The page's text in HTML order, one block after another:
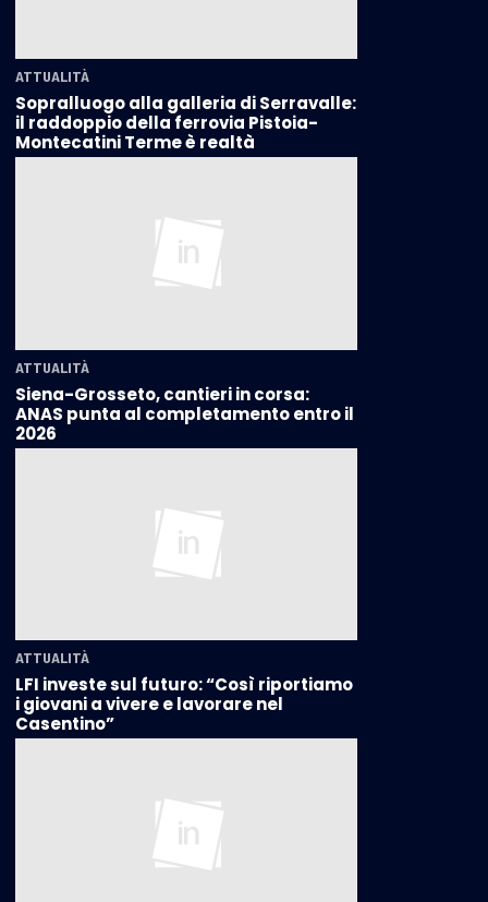
ATTUALITÀ
Sopralluogo alla galleria di Serravalle:
il raddoppio della ferrovia Pistoia-
Montecatini Terme è realtà
ATTUALITÀ
Siena-Grosseto, cantieri in corsa:
ANAS punta al completamento entro il
2026
ATTUALITÀ
LFI investe sul futuro: “Così riportiamo
i giovani a vivere e lavorare nel
Casentino”